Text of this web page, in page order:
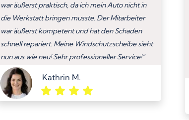
war äußerst praktisch, da ich mein Auto nicht in
die Werkstatt bringen musste. Der Mitarbeiter
war äußerst kompetent und hat den Schaden
schnell repariert. Meine Windschutzscheibe sieht
nun aus wie neu! Sehr professioneller Service!”
Kathrin M.